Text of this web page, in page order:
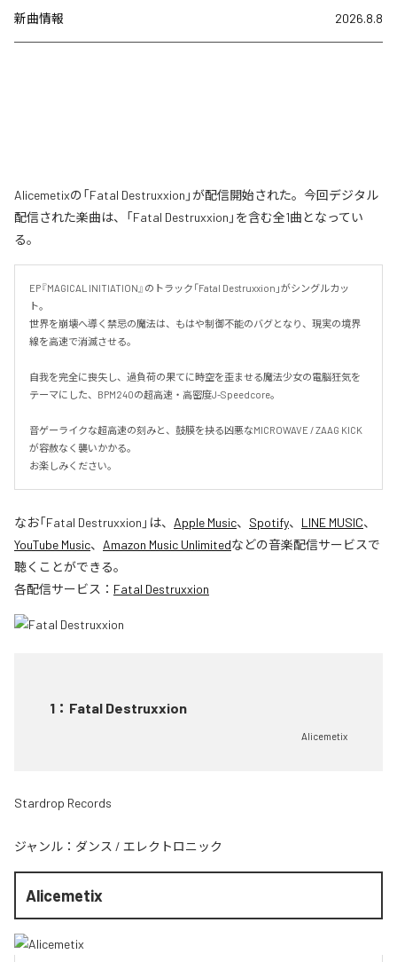
新曲情報 2026.8.8
Alicemetixの「Fatal Destruxxion」が配信開始された。今回デジタル
配信された楽曲は、「Fatal Destruxxion」を含む全1曲となってい
る。
EP『MAGICAL INITIATION』のトラック「Fatal Destruxxion」がシングルカッ
ト。
世界を崩壊へ導く禁忌の魔法は、もはや制御不能のバグとなり、現実の境界
線を高速で消滅させる。
自我を完全に喪失し、過負荷の果てに時空を歪ませる魔法少女の電脳狂気を
テーマにした、BPM240の超高速・高密度J-Speedcore。
音ゲーライクな超高速の刻みと、鼓膜を抉る凶悪なMICROWAVE / ZAAG KICK
が容赦なく襲いかかる。
お楽しみください。
なお「Fatal Destruxxion 」は、 Apple Music、 Spotify、 LINE MUSIC、
YouTube Music、 Amazon Music Unlimitedなどの音楽配信サービスで
聴くことができる。
各配信サービス： Fatal Destruxxion
1 ： Fatal Destruxxion
Alicemetix
Stardrop Records
ジャンル： ダンス / エレクトロニック
Alicemetix